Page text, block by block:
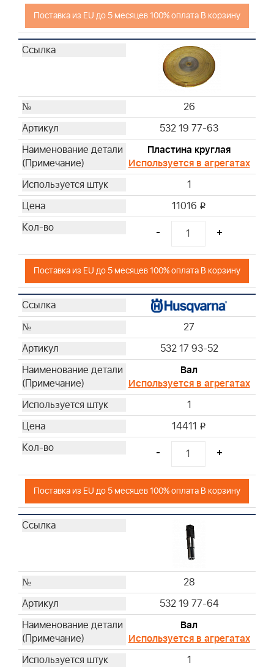
Поставка из EU до 5 месяцев 100% оплата В корзину
26
532 19 77-63
Пластина круглая
Используется в агрегатах
1
11016 i
- +
Поставка из EU до 5 месяцев 100% оплата В корзину
27
532 17 93-52
Вал
Используется в агрегатах
1
14411 i
- +
Поставка из EU до 5 месяцев 100% оплата В корзину
28
532 19 77-64
Вал
Используется в агрегатах
1